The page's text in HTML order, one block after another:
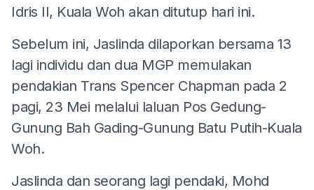
Idris II, Kuala Woh akan ditutup hari ini.
Sebelum ini, Jaslinda dilaporkan bersama 13
lagi individu dan dua MGP memulakan
pendakian Trans Spencer Chapman pada 2
pagi, 23 Mei melalui laluan Pos Gedung-
Gunung Bah Gading-Gunung Batu Putih-Kuala
Woh.
Jaslinda dan seorang lagi pendaki, Mohd